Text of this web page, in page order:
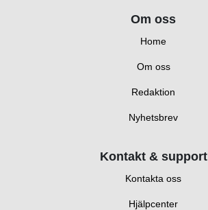
Om oss
Home
Om oss
Redaktion
Nyhetsbrev
Kontakt & support
Kontakta oss
Hjälpcenter